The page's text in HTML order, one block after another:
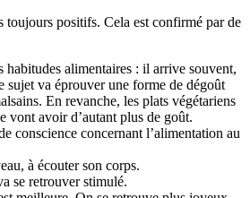
toujours positifs. Cela est confirmé par de
habitudes alimentaires : il arrive souvent,
sujet va éprouver une forme de dégoût
En revanche, les plats végétariens
vont avoir d’autant plus de goût.
conscience concernant l’alimentation au
à écouter son corps.
se retrouver stimulé.